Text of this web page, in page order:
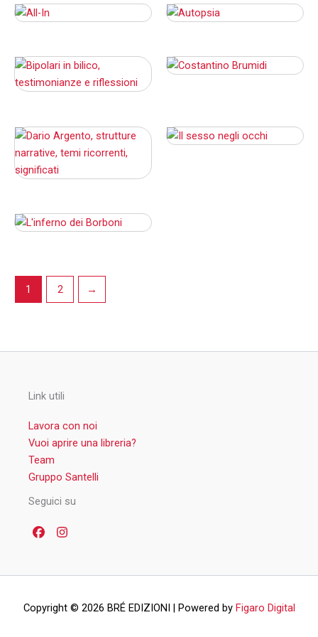
1 2 →
Link utili
Lavora con noi
Vuoi aprire una libreria?
Team
Gruppo Santelli
Seguici su
Copyright © 2026 BRÉ EDIZIONI | Powered by Figaro Digital